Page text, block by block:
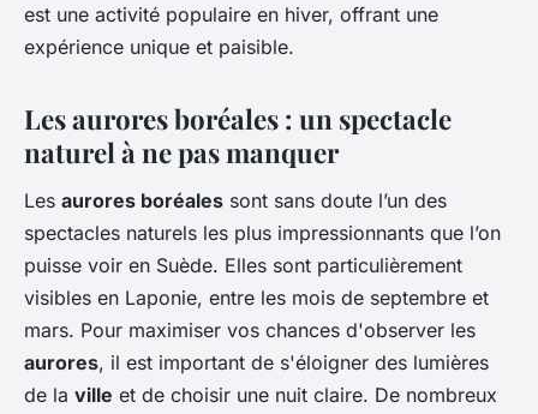
est une activité populaire en hiver, offrant une
expérience unique et paisible.
Les aurores boréales : un spectacle
naturel à ne pas manquer
Les aurores boréales sont sans doute l’un des
spectacles naturels les plus impressionnants que l’on
puisse voir en Suède. Elles sont particulièrement
visibles en Laponie, entre les mois de septembre et
mars. Pour maximiser vos chances d'observer les
aurores, il est important de s'éloigner des lumières
de la ville et de choisir une nuit claire. De nombreux